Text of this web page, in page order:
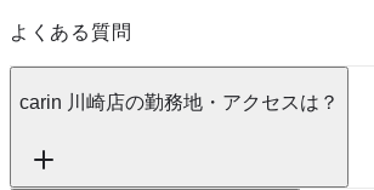
よくある質問
carin 川崎店の勤務地・アクセスは？